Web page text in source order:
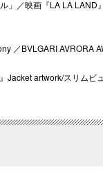
／映画『LA LA LAND
／BVLGARI
Jacket artwork/スリムビ